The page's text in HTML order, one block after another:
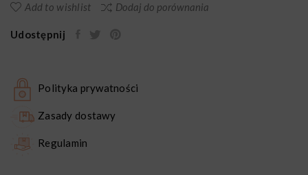
Add to wishlist Dodaj do porównania
Udostępnij
Polityka prywatności
Zasady dostawy
Regulamin